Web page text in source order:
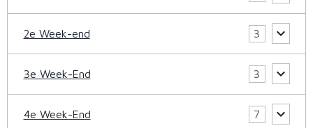
2e Week-end 3
3e Week-End 3
4e Week-End 7